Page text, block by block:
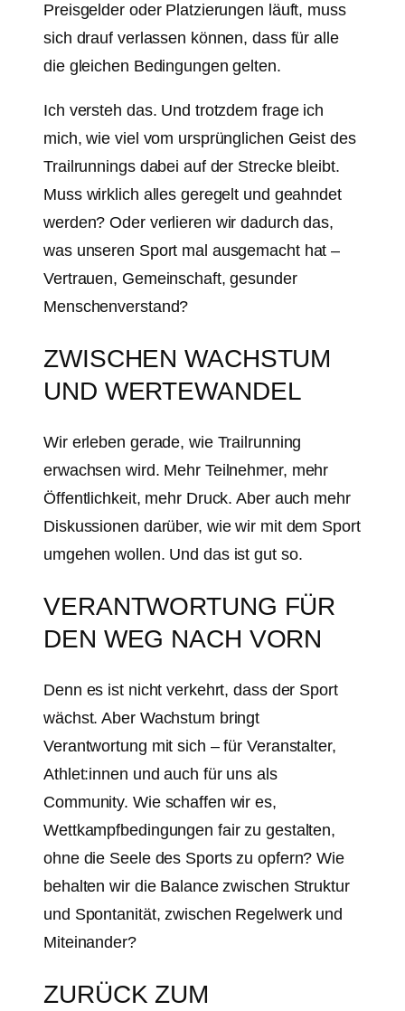
Preisgelder oder Platzierungen läuft, muss
sich drauf verlassen können, dass für alle
die gleichen Bedingungen gelten.
Ich versteh das. Und trotzdem frage ich
mich, wie viel vom ursprünglichen Geist des
Trailrunnings dabei auf der Strecke bleibt.
Muss wirklich alles geregelt und geahndet
werden? Oder verlieren wir dadurch das,
was unseren Sport mal ausgemacht hat –
Vertrauen, Gemeinschaft, gesunder
Menschenverstand?
ZWISCHEN WACHSTUM
UND WERTEWANDEL
Wir erleben gerade, wie Trailrunning
erwachsen wird. Mehr Teilnehmer, mehr
Öffentlichkeit, mehr Druck. Aber auch mehr
Diskussionen darüber, wie wir mit dem Sport
umgehen wollen. Und das ist gut so.
VERANTWORTUNG FÜR
DEN WEG NACH VORN
Denn es ist nicht verkehrt, dass der Sport
wächst. Aber Wachstum bringt
Verantwortung mit sich – für Veranstalter,
Athlet:innen und auch für uns als
Community. Wie schaffen wir es,
Wettkampfbedingungen fair zu gestalten,
ohne die Seele des Sports zu opfern? Wie
behalten wir die Balance zwischen Struktur
und Spontanität, zwischen Regelwerk und
Miteinander?
ZURÜCK ZUM